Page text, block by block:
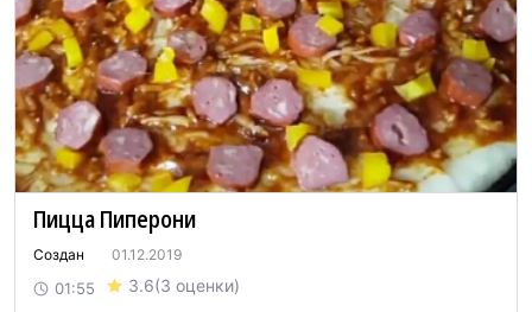
Пицца Пиперони
Создан 01.12.2019
01:55 3.6(3 оценки)